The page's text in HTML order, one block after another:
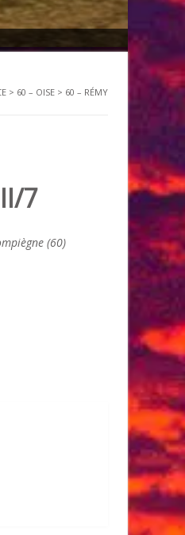
> 60 – OISE > 60 – RÉMY
7
(60)